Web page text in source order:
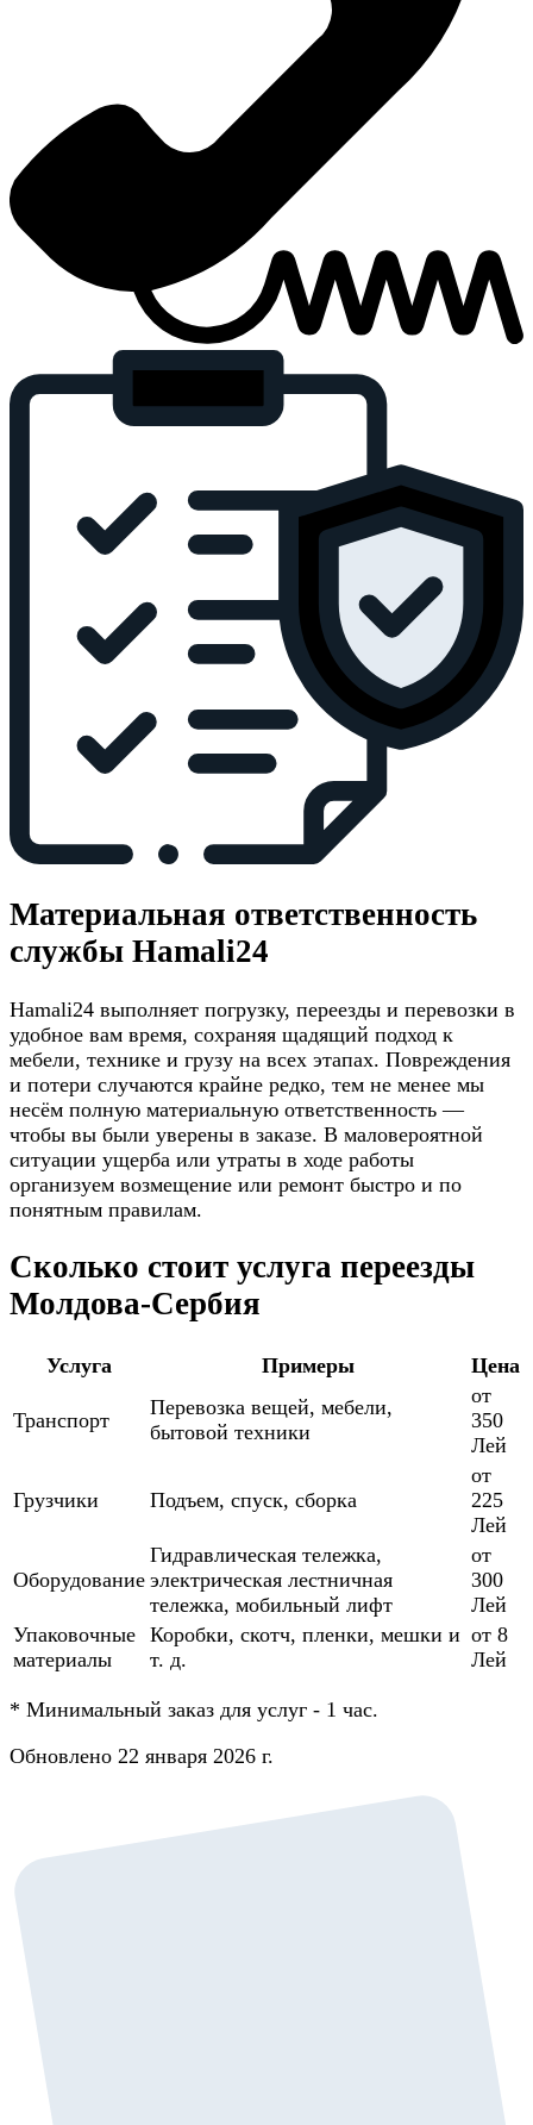
Материальная ответственность
службы Hamali24
Hamali24 выполняет погрузку, переезды и перевозки в
удобное вам время, сохраняя щадящий подход к
мебели, технике и грузу на всех этапах. Повреждения
и потери случаются крайне редко, тем не менее мы
несём полную материальную ответственность —
чтобы вы были уверены в заказе. В маловероятной
ситуации ущерба или утраты в ходе работы
организуем возмещение или ремонт быстро и по
понятным правилам.
Сколько стоит услуга переезды
Молдова-Сербия
Услуга Примеры Цена
Транспорт
Перевозка вещей, мебели,
бытовой техники
от
350
Лей
Грузчики Подъем, спуск, сборка
от
225
Лей
Оборудование
Гидравлическая тележка,
электрическая лестничная
тележка, мобильный лифт
от
300
Лей
Упаковочные
материалы
Коробки, скотч, пленки, мешки и
т. д.
от 8
Лей
* Минимальный заказ для услуг - 1 час.
Обновлено 22 января 2026 г.